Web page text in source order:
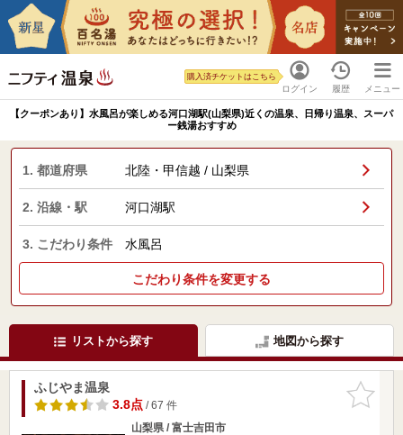
ログイン
購入済チケットはこちら
履歴 メニュー
【クーポンあり】水風呂が楽しめる河口湖駅(山梨県)近くの温泉、日帰り温泉、スーパ
ー銭湯おすすめ
1. 都道府県 北陸・甲信越 / 山梨県
2. 沿線・駅 河口湖駅
3. こだわり条件 水風呂
こだわり条件を変更する
リストから探す 地図から探す
お気に入
りに追加
ふじやま温泉
3.8点/ 67 件
山梨県 / 富士吉田市